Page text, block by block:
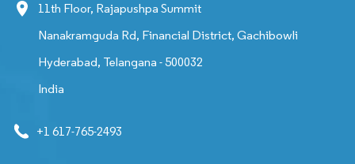
11th Floor, Rajapushpa Summit
Nanakramguda Rd, Financial District, Gachibowli
Hyderabad, Telangana - 500032
India
+1 617-765-2493